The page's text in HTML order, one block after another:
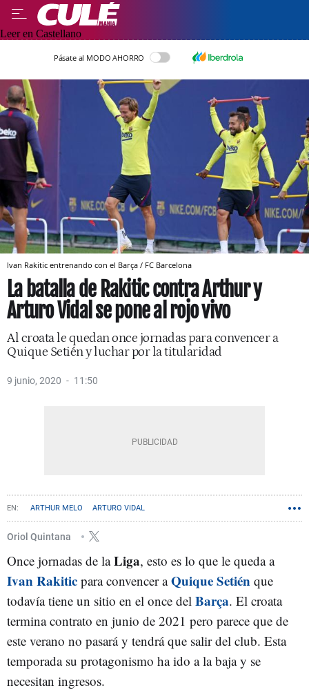
Leer en Castellano
Pásate al MODO AHORRO
Ivan Rakitic entrenando con el Barça / FC Barcelona
La batalla de Rakitic contra Arthur y
Arturo Vidal se pone al rojo vivo
Al croata le quedan once jornadas para convencer a
Quique Setién y luchar por la titularidad
9 junio, 2020 11:50
ARTHUR MELO ARTURO VIDAL
Oriol Quintana
Once jornadas de laLiga, esto es lo que le queda a
Ivan Rakitic para convencer aQuique Setién que
todavía tiene un sitio en el once del Barça. El croata
termina contrato en junio de 2021 pero parece que de
este verano no pasará y tendrá que salir del club. Esta
temporada su protagonismo ha ido a la baja y se
necesitan ingresos.